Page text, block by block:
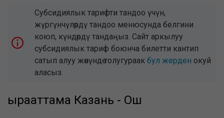
Субсидиялык тарифти тандоо үчүн,
жүргүнчүлөрдү тандоо менюсунда белгини
коюп, күндөрдү тандаңыз. Сайт аркылуу
субсидиялык тариф боюнча билетти кантип
сатып алуу жөнүндө толугураак бул жерден окуй
аласыз.
ырааттама Казань - Ош